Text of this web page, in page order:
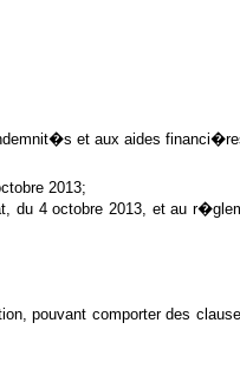
et aux aides
2013;
4 octobre 2013, et au
pouvant comporter des